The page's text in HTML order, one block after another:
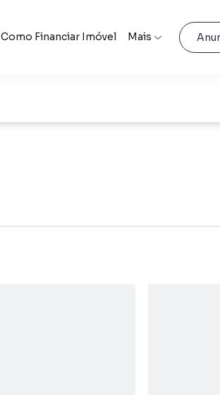
Como Financiar Imóvel Mais